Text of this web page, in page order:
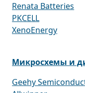
Renata Batteries
PKCELL
XenoEnergy
Микросхемы и
Geehy